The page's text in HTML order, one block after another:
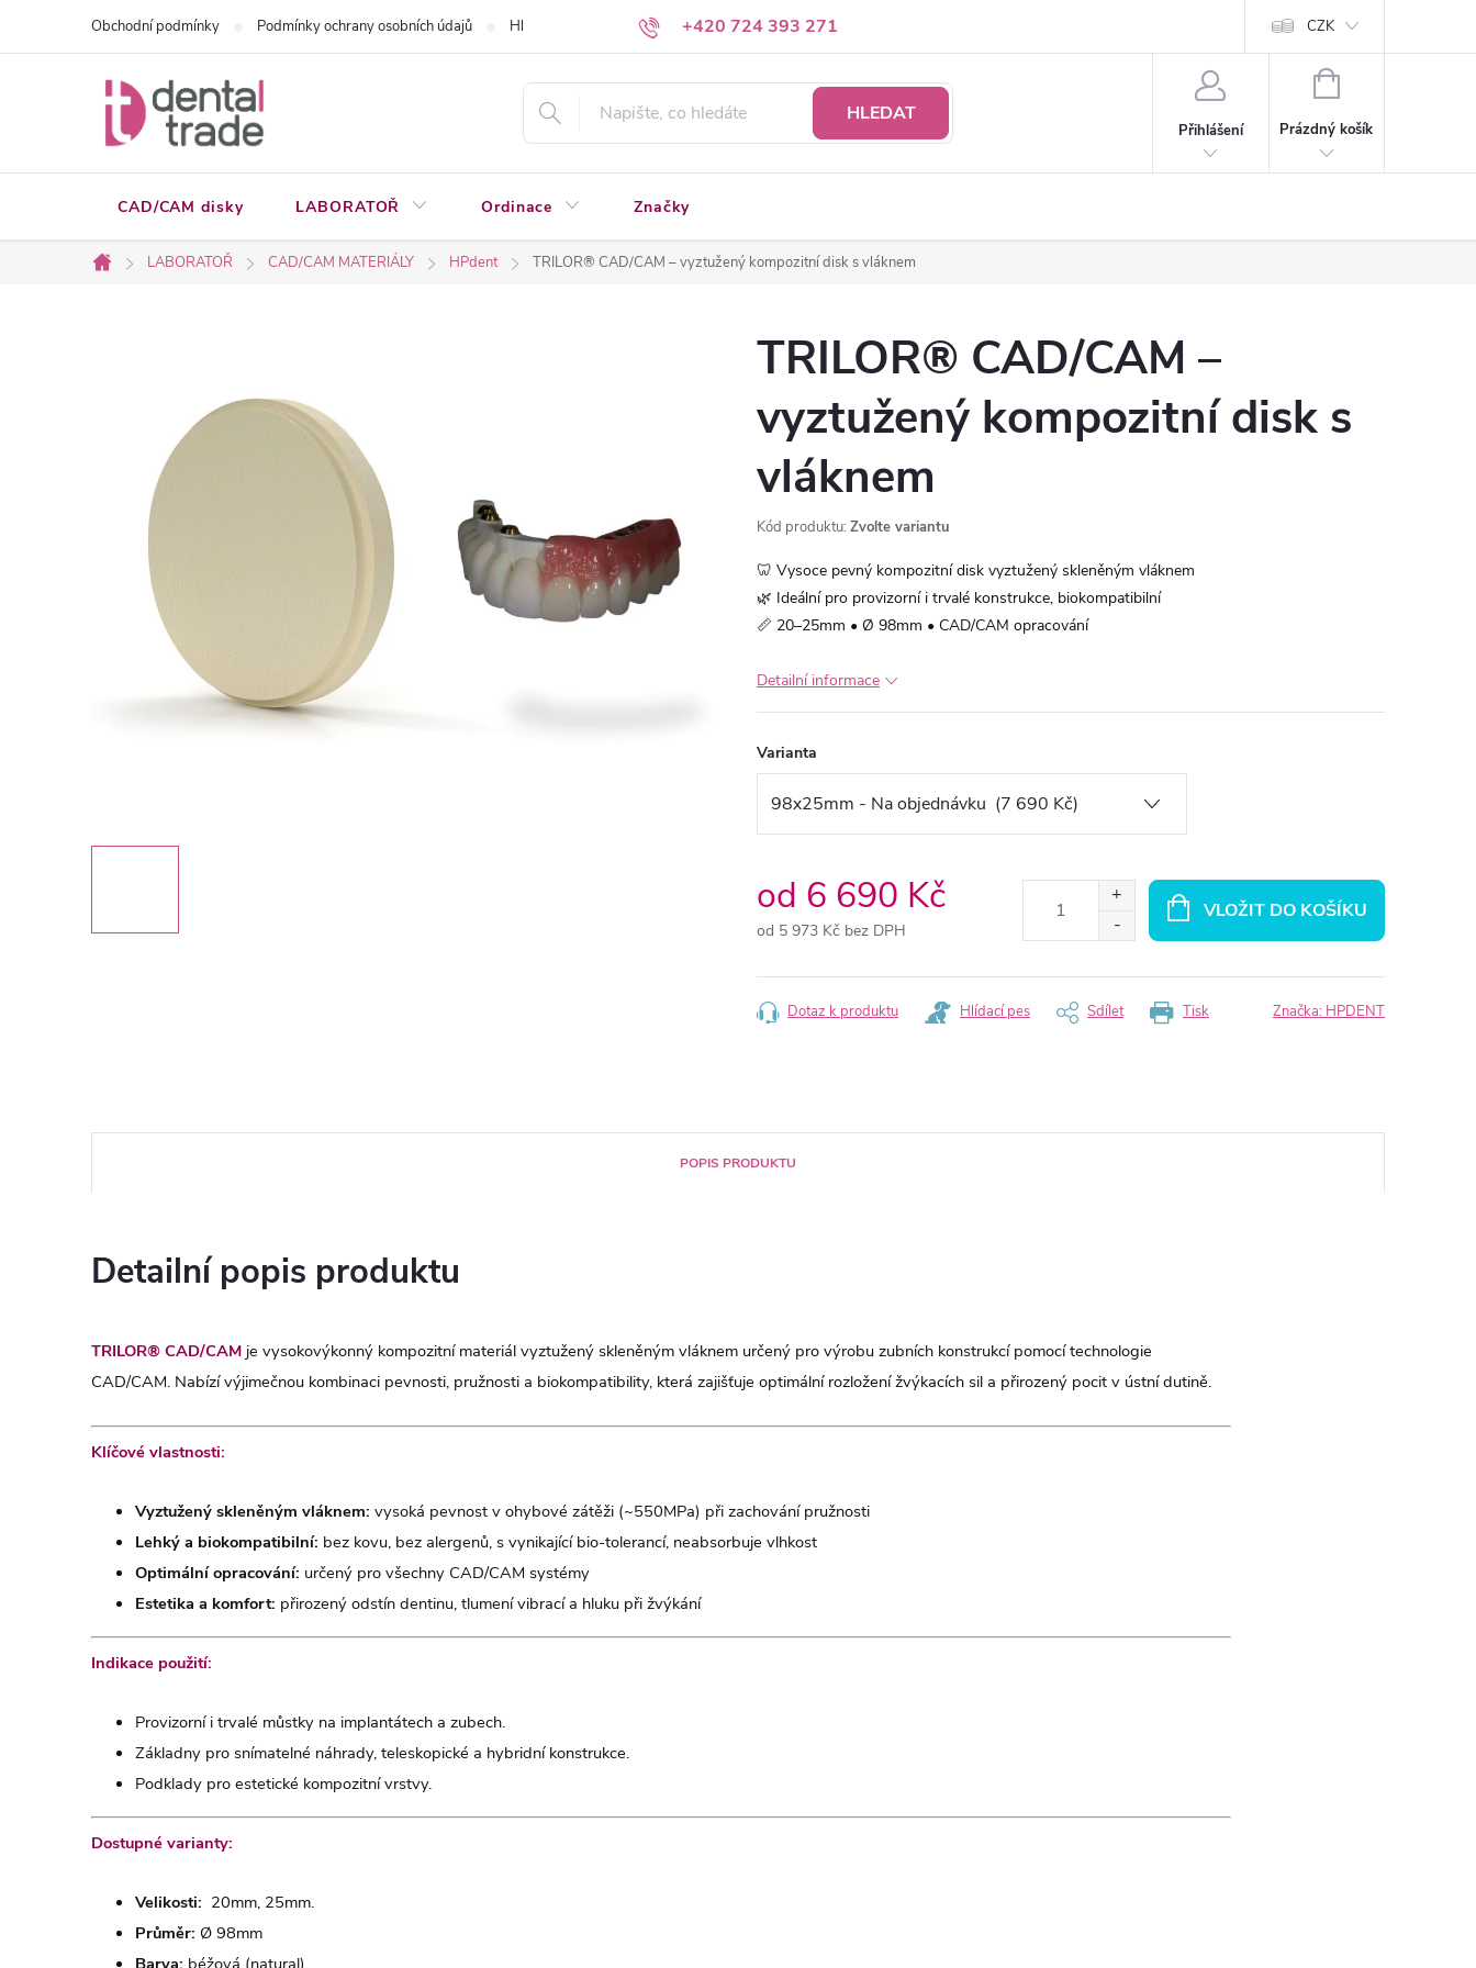
+420 724 393 271
Obchodní podmínky Podmínky ochrany osobních údajů Hledáte a nenacházíte? Napište nám CZK
HLEDAT
Přihlášení
NÁKUPNÍ
Prázdný košík
CAD/CAM disky LABORATOŘ Ordinace Značky
Domů
LABORATOŘ CAD/CAM MATERIÁLY HPdent TRILOR® CAD/CAM – vyztužený kompozitní disk s vláknem
TRILOR® CAD/CAM –
vyztužený kompozitní disk s
vláknem
Kód produktu: Zvolte variantu
🦷 Vysoce pevný kompozitní disk vyztužený skleněným vláknem
🌿 Ideální pro provizorní i trvalé konstrukce, biokompatibilní
📏 20–25mm • Ø 98mm • CAD/CAM opracování
Detailní informace
Varianta
od 6 690 Kč
od 5 973 Kč bez DPH
cena:
VLOŽIT DO KOŠÍKU
Tisk
Dotaz k produktu Hlídací pes Sdílet Značka: HPDENT
POPIS PRODUKTU
Detailní popis produktu
TRILOR® CAD/CAM je vysokovýkonný kompozitní materiál vyztužený skleněným vláknem určený pro výrobu zubních konstrukcí pomocí technologie
CAD/CAM. Nabízí výjimečnou kombinaci pevnosti, pružnosti a biokompatibility, která zajišťuje optimální rozložení žvýkacích sil a přirozený pocit v ústní dutině.
Klíčové vlastnosti:
Vyztužený skleněným vláknem: vysoká pevnost v ohybové zátěži (~550MPa) při zachování pružnosti
Lehký a biokompatibilní: bez kovu, bez alergenů, s vynikající bio-tolerancí, neabsorbuje vlhkost
Optimální opracování: určený pro všechny CAD/CAM systémy
Estetika a komfort: přirozený odstín dentinu, tlumení vibrací a hluku při žvýkání
Indikace použití:
Provizorní i trvalé můstky na implantátech a zubech.
Základny pro snímatelné náhrady, teleskopické a hybridní konstrukce.
Podklady pro estetické kompozitní vrstvy.
Dostupné varianty:
Velikosti: 20mm, 25mm.
Průměr: Ø 98mm
Barva: béžová (natural).